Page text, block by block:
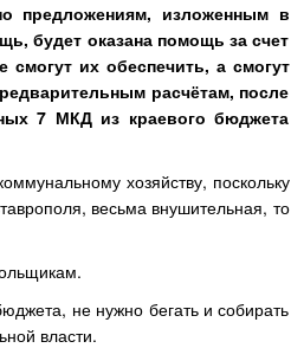
предложениям, изложенным в
будет оказана помощь за счет
их обеспечить, а смогут
расчётам, после
7 МКД из краевого бюджета
хозяйству, поскольку
весьма внушительная, то
не нужно бегать и собирать
власти.